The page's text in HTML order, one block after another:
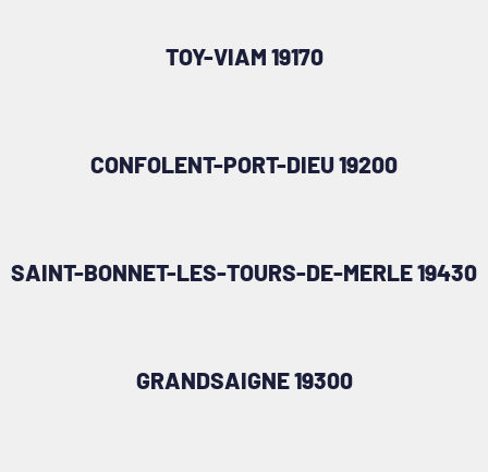
TOY-VIAM 19170
CONFOLENT-PORT-DIEU 19200
SAINT-BONNET-LES-TOURS-DE-MERLE 19430
GRANDSAIGNE 19300